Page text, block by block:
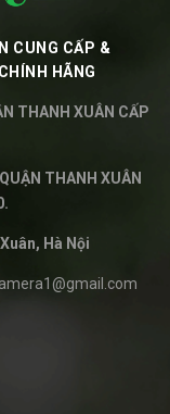
CUNG CẤP &
HÃNG
THANH XUÂN CẤP
THANH XUÂN
Hà Nội